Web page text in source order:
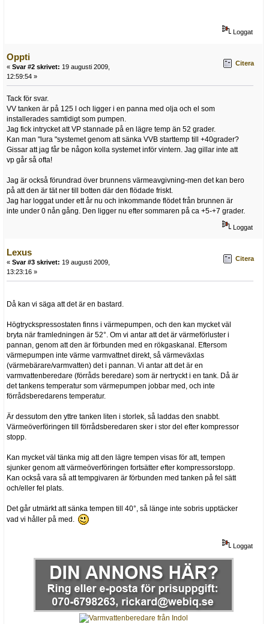
Loggat
Oppti
« Svar #2 skrivet: 19 augusti 2009,
12:59:54 »
Citera
Tack för svar.
VV tanken är på 125 l och ligger i en panna med olja och el som
installerades samtidigt som pumpen.
Jag fick intrycket att VP stannade på en lägre temp än 52 grader.
Kan man "lura "systemet genom att sänka VVB starttemp till +40grader?
Gissar att jag får be någon kolla systemet inför vintern. Jag gillar inte att
vp går så ofta!
Jag är också förundrad över brunnens värmeavgivning-men det kan bero
på att den är tät ner till botten där den flödade friskt.
Jag har loggat under ett år nu och inkommande flödet från brunnen är
inte under 0 nån gång. Den ligger nu efter sommaren på ca +5-+7 grader.
Loggat
Lexus
« Svar #3 skrivet: 19 augusti 2009,
13:23:16 »
Citera
Då kan vi säga att det är en bastard.
Högtryckspressostaten finns i värmepumpen, och den kan mycket väl
bryta när framledningen är 52°. Om vi antar att det är värmeförluster i
pannan, genom att den är förbunden med en rökgaskanal. Eftersom
värmepumpen inte värme varmvattnet direkt, så värmeväxlas
(värmebärare/varmvatten) det i pannan. Vi antar att det är en
varmvattenberedare (förråds beredare) som är nertryckt i en tank. Då är
det tankens temperatur som värmepumpen jobbar med, och inte
förrådsberedarens temperatur.
Är dessutom den yttre tanken liten i storlek, så laddas den snabbt.
Värmeöverföringen till förrådsberedaren sker i stor del efter kompressor
stopp.
Kan mycket väl tänka mig att den lägre tempen visas för att, tempen
sjunker genom att värmeöverföringen fortsätter efter kompressorstopp.
Kan också vara så att tempgivaren är förbunden med tanken på fel sätt
och/eller fel plats.
Det går utmärkt att sänka tempen till 40°, så länge inte sobris upptäcker
vad vi håller på med.
Loggat